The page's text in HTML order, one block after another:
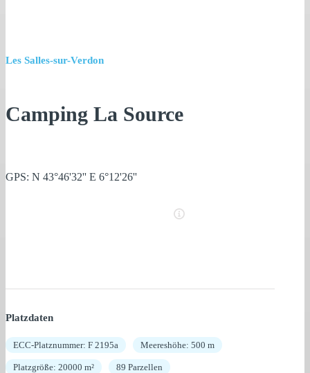
Les Salles-sur-Verdon
Camping La Source
GPS: N 43°46'32'' E 6°12'26''
Platzdaten
ECC-Platznummer: F 2195a Meereshöhe: 500 m
Platzgröße: 20000 m² 89 Parzellen